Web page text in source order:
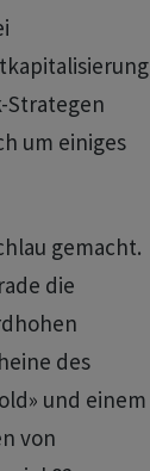
Strategen
um einiges
gemacht.
die
des
und einem
von